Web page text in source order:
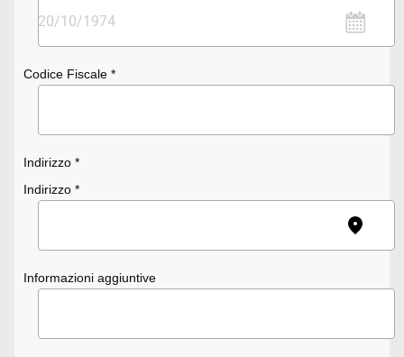
Codice Fiscale *
Indirizzo *
Indirizzo *
Informazioni aggiuntive